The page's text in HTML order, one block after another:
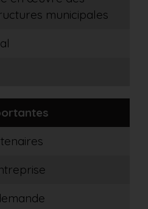
municipales